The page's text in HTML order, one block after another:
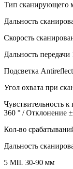
Тип сканирующего
Дальность
Скорость
Дальность передачи
Подсветка
Угол охвата при
Чувствительность
360 ° / Отклонение
Кол-во
Дальность
5 MIL 30-90 мм